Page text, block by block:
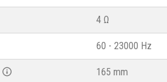
4 Ω
60 - 23000 Hz
165 mm